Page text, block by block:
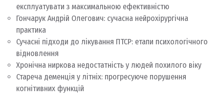
експлуатувати з максимальною ефективністю
Гончарук Андрій Олегович: сучасна нейрохірургічна
практика
Сучасні підходи до лікування ПТСР: етапи психологічного
відновлення
Хронічна ниркова недостатність у людей похилого віку
Стареча деменція у літніх: прогресуюче порушення
когнітивних функцій